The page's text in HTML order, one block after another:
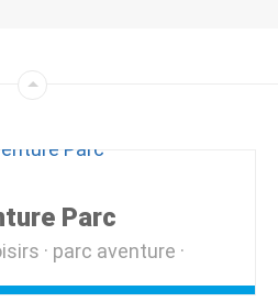
Parc
parc aventure